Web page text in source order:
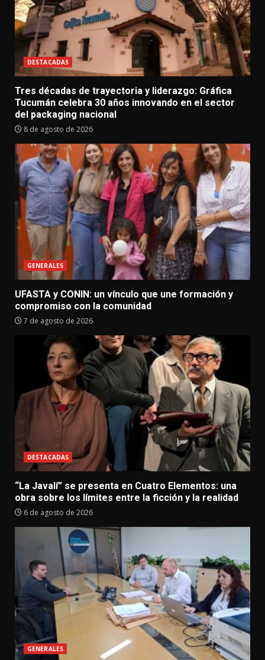
DESTACADAS
Tres décadas de trayectoria y liderazgo: Gráfica
Tucumán celebra 30 años innovando en el sector
del packaging nacional
8 de agosto de 2026
GENERALES
UFASTA y CONIN: un vínculo que une formación y
compromiso con la comunidad
7 de agosto de 2026
DESTACADAS
“La Javalí” se presenta en Cuatro Elementos: una
obra sobre los límites entre la ficción y la realidad
6 de agosto de 2026
GENERALES